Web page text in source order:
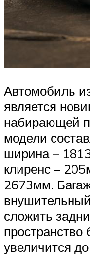
Автомобиль
является
набирающей
модели
ширина –
клиренс –
2673мм.
сложить
пространство
увеличится